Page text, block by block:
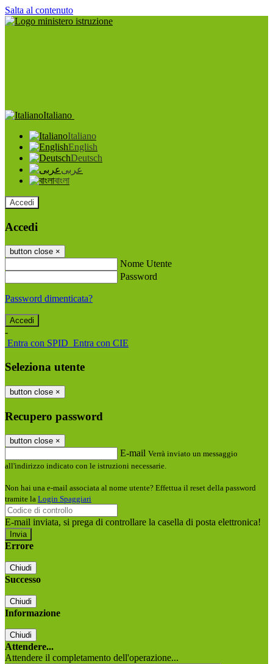
Salta al contenuto
Italiano
Italiano
English
Deutsch
عربى
বাংলা
Accedi
Accedi
button close ×
Nome Utente
Password
Password dimenticata?
-
Entra con SPID Entra con CIE
Seleziona utente
button close ×
Recupero password
button close ×
E-mail Verrà inviato un messaggio
all'indirizzo indicato con le istruzioni necessarie.
Non hai una e-mail associata al nome utente? Effettua il reset della password
tramite la Login Spaggiari
E-mail inviata, si prega di controllare la casella di posta elettronica!
Errore
Chiudi
Successo
Chiudi
Informazione
Chiudi
Attendere...
Attendere il completamento dell'operazione...